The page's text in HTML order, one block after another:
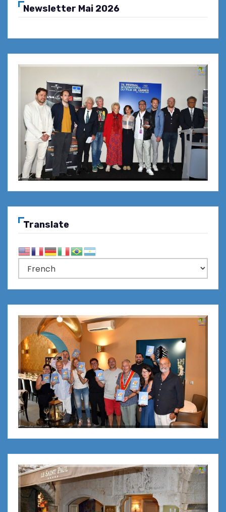
Newsletter Mai 2026
Translate